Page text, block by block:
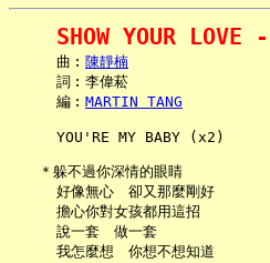
SHOW YOUR LOVE -
     曲︰
陳靜楠
     詞︰李偉菘
     編︰
MARTIN TANG
     YOU'RE MY BABY (x2)
   ＊躲不過你深情的眼睛
     好像無心　卻又那麼剛好
     擔心你對女孩都用這招
     說一套　做一套
     我怎麼想　你想不想知道